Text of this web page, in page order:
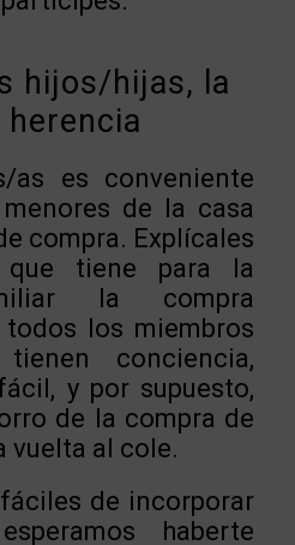
hijos/hijas, la
as es conveniente
de la casa
compra. Explícales
que tiene para la
la compra
los miembros
conciencia,
y por supuesto,
de la compra de
vuelta al cole.
de incorporar
haberte